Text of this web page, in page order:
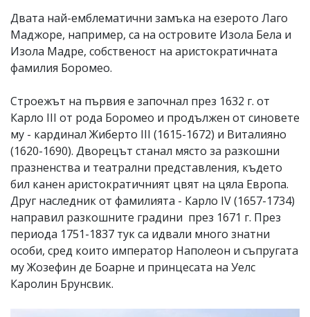
Двата най-емблематични замъка на езерото Лаго
Маджоре, например, са на островите Изола Бела и
Изола Мадре, собственост на аристократичната
фамилия Боромео.
Строежът на първия е започнал през 1632 г. от
Карло III от рода Боромео и продължен от синовете
му - кардинал Жиберто III (1615-1672) и Виталияно
(1620-1690). Дворецът станал място за разкошни
празненства и театрални представления, където
бил канен аристократичният цвят на цяла Европа.
Друг наследник от фамилията - Карло IV (1657-1734)
направил разкошните градини през 1671 г. През
периода 1751-1837 тук са идвали много знатни
особи, сред които император Наполеон и съпругата
му Жозефин де Боарне и принцесата на Уелс
Каролин Брунсвик.